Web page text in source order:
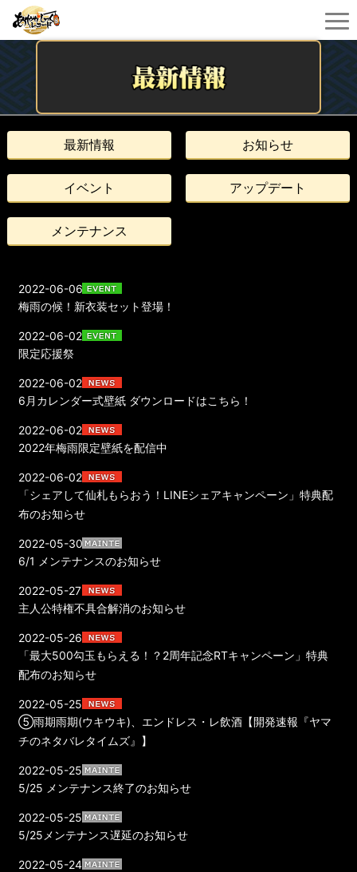
最新情報 お知らせ
イベント アップデート
メンテナンス
梅雨の候！新衣装セット登場！
2022-06-06
限定応援祭
2022-06-02
6月カレンダー式壁紙 ダウンロードはこちら！
2022-06-02
2022年梅雨限定壁紙を配信中
2022-06-02
「シェアして仙札もらおう！LINEシェアキャンペーン」特典配
布のお知らせ
2022-06-02
6/1 メンテナンスのお知らせ
2022-05-30
主人公特権不具合解消のお知らせ
2022-05-27
「最大500勾玉もらえる！？2周年記念RTキャンペーン」特典
配布のお知らせ
2022-05-26
⑤雨期雨期(ウキウキ)、エンドレス・レ飲酒【開発速報『ヤマ
チのネタバレタイムズ』】
2022-05-25
5/25 メンテナンス終了のお知らせ
2022-05-25
5/25メンテナンス遅延のお知らせ
2022-05-25
2022-05-24